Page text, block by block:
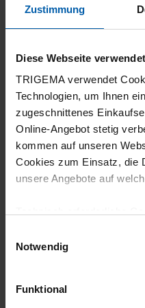
Zustimmung
Diese Webseite
TRIGEMA verwendet
Technologien, um Ihnen
zugeschnittenes
Online-Angebot stetig
kommen auf unseren
Cookies zum Einsatz, die
unsere Angebote auf
grundlegende Funktionen
gewährleisten.
Notwendig
Funktional
from 31,90 €
climate-neutral
shipping